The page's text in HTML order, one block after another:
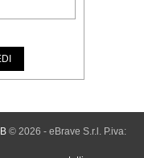
© 2026 - eBrave S.r.l. P.iva: